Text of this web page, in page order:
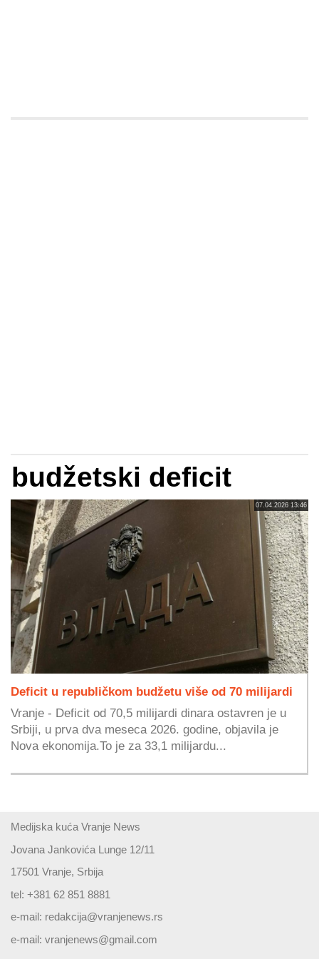
budžetski deficit
07.04.2026 13:46
Deficit u republičkom budžetu više od 70 milijardi
Vranje - Deficit od 70,5 milijardi dinara ostavren je u
Srbiji, u prva dva meseca 2026. godine, objavila je
Nova ekonomija.To je za 33,1 milijardu...
Medijska kuća Vranje News
Jovana Jankovića Lunge 12/11
17501 Vranje, Srbija
tel: +381 62 851 8881
e-mail: redakcija@vranjenews.rs
e-mail: vranjenews@gmail.com